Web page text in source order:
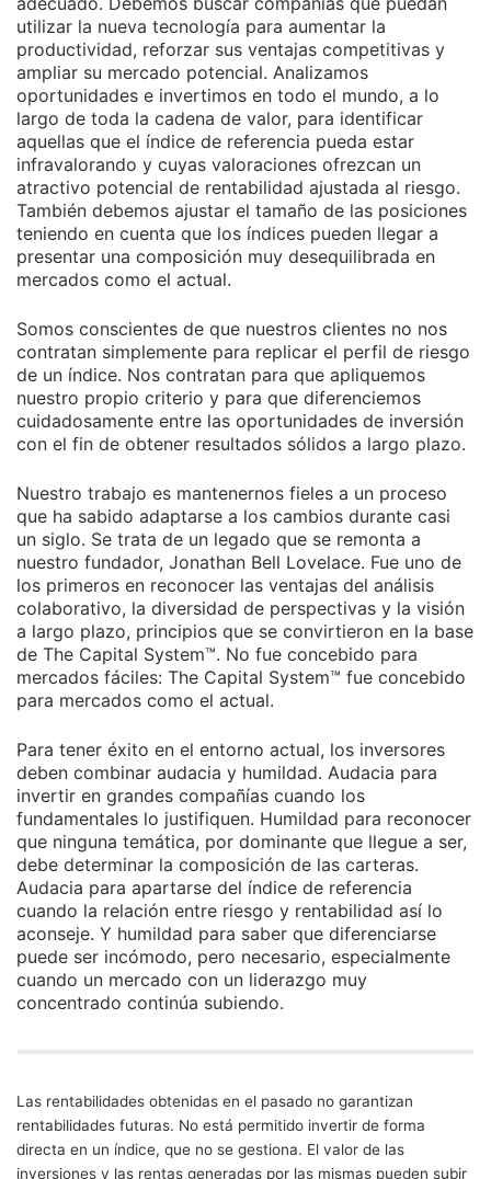
utilizar la nueva tecnología para aumentar la
productividad, reforzar sus ventajas competitivas y
ampliar su mercado potencial. Analizamos
oportunidades e invertimos en todo el mundo, a lo
largo de toda la cadena de valor, para identificar
aquellas que el índice de referencia pueda estar
infravalorando y cuyas valoraciones ofrezcan un
atractivo potencial de rentabilidad ajustada al riesgo.
También debemos ajustar el tamaño de las posiciones
teniendo en cuenta que los índices pueden llegar a
presentar una composición muy desequilibrada en
mercados como el actual.
Somos conscientes de que nuestros clientes no nos
contratan simplemente para replicar el perfil de riesgo
de un índice. Nos contratan para que apliquemos
nuestro propio criterio y para que diferenciemos
cuidadosamente entre las oportunidades de inversión
con el fin de obtener resultados sólidos a largo plazo.
Nuestro trabajo es mantenernos fieles a un proceso
que ha sabido adaptarse a los cambios durante casi
un siglo. Se trata de un legado que se remonta a
nuestro fundador, Jonathan Bell Lovelace. Fue uno de
los primeros en reconocer las ventajas del análisis
colaborativo, la diversidad de perspectivas y la visión
a largo plazo, principios que se convirtieron en la base
de The Capital System™. No fue concebido para
mercados fáciles: The Capital System™ fue concebido
para mercados como el actual.
Para tener éxito en el entorno actual, los inversores
deben combinar audacia y humildad. Audacia para
invertir en grandes compañías cuando los
fundamentales lo justifiquen. Humildad para reconocer
que ninguna temática, por dominante que llegue a ser,
debe determinar la composición de las carteras.
Audacia para apartarse del índice de referencia
cuando la relación entre riesgo y rentabilidad así lo
aconseje. Y humildad para saber que diferenciarse
puede ser incómodo, pero necesario, especialmente
cuando un mercado con un liderazgo muy
concentrado continúa subiendo.
Las rentabilidades obtenidas en el pasado no garantizan
rentabilidades futuras. No está permitido invertir de forma
directa en un índice, que no se gestiona. El valor de las
inversiones y las rentas generadas por las mismas pueden subir